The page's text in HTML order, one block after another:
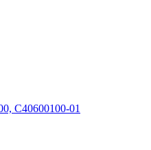
C40600100-01